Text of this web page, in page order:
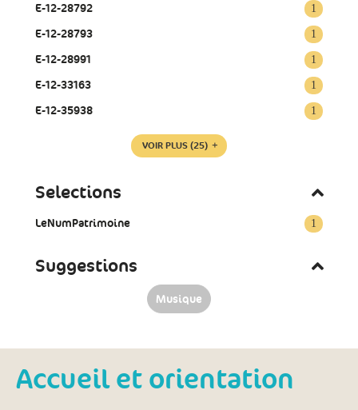
1
E-12-28792
1
E-12-28793
1
E-12-28991
1
E-12-33163
1
E-12-35938
VOIR PLUS (25)
Selections
1
LeNumPatrimoine
Suggestions
Musique
Accueil et orientation